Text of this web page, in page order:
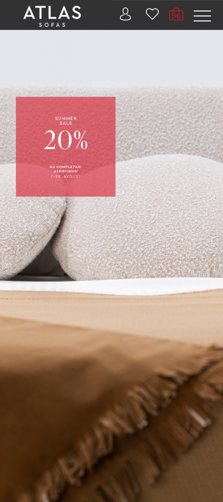
ZAŠTO
ATLAS?
AKTUELNOSTI
KONTAKT
BUSINESS
SERVICES
PRETRAŽITE
ZAKAŽITE
SA NAŠIM
ARHITEKTOM
KONTAKTIRAJTE
SR